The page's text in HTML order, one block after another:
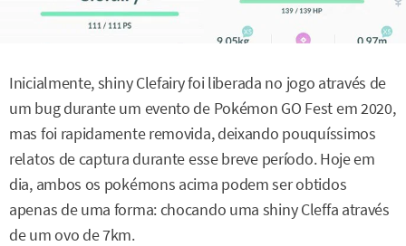
Inicialmente, shiny Clefairy foi liberada no jogo através de
um bug durante um evento de Pokémon GO Fest em 2020,
mas foi rapidamente removida, deixando pouquíssimos
relatos de captura durante esse breve período. Hoje em
dia, ambos os pokémons acima podem ser obtidos
apenas de uma forma: chocando uma shiny Cleffa através
de um ovo de 7km.